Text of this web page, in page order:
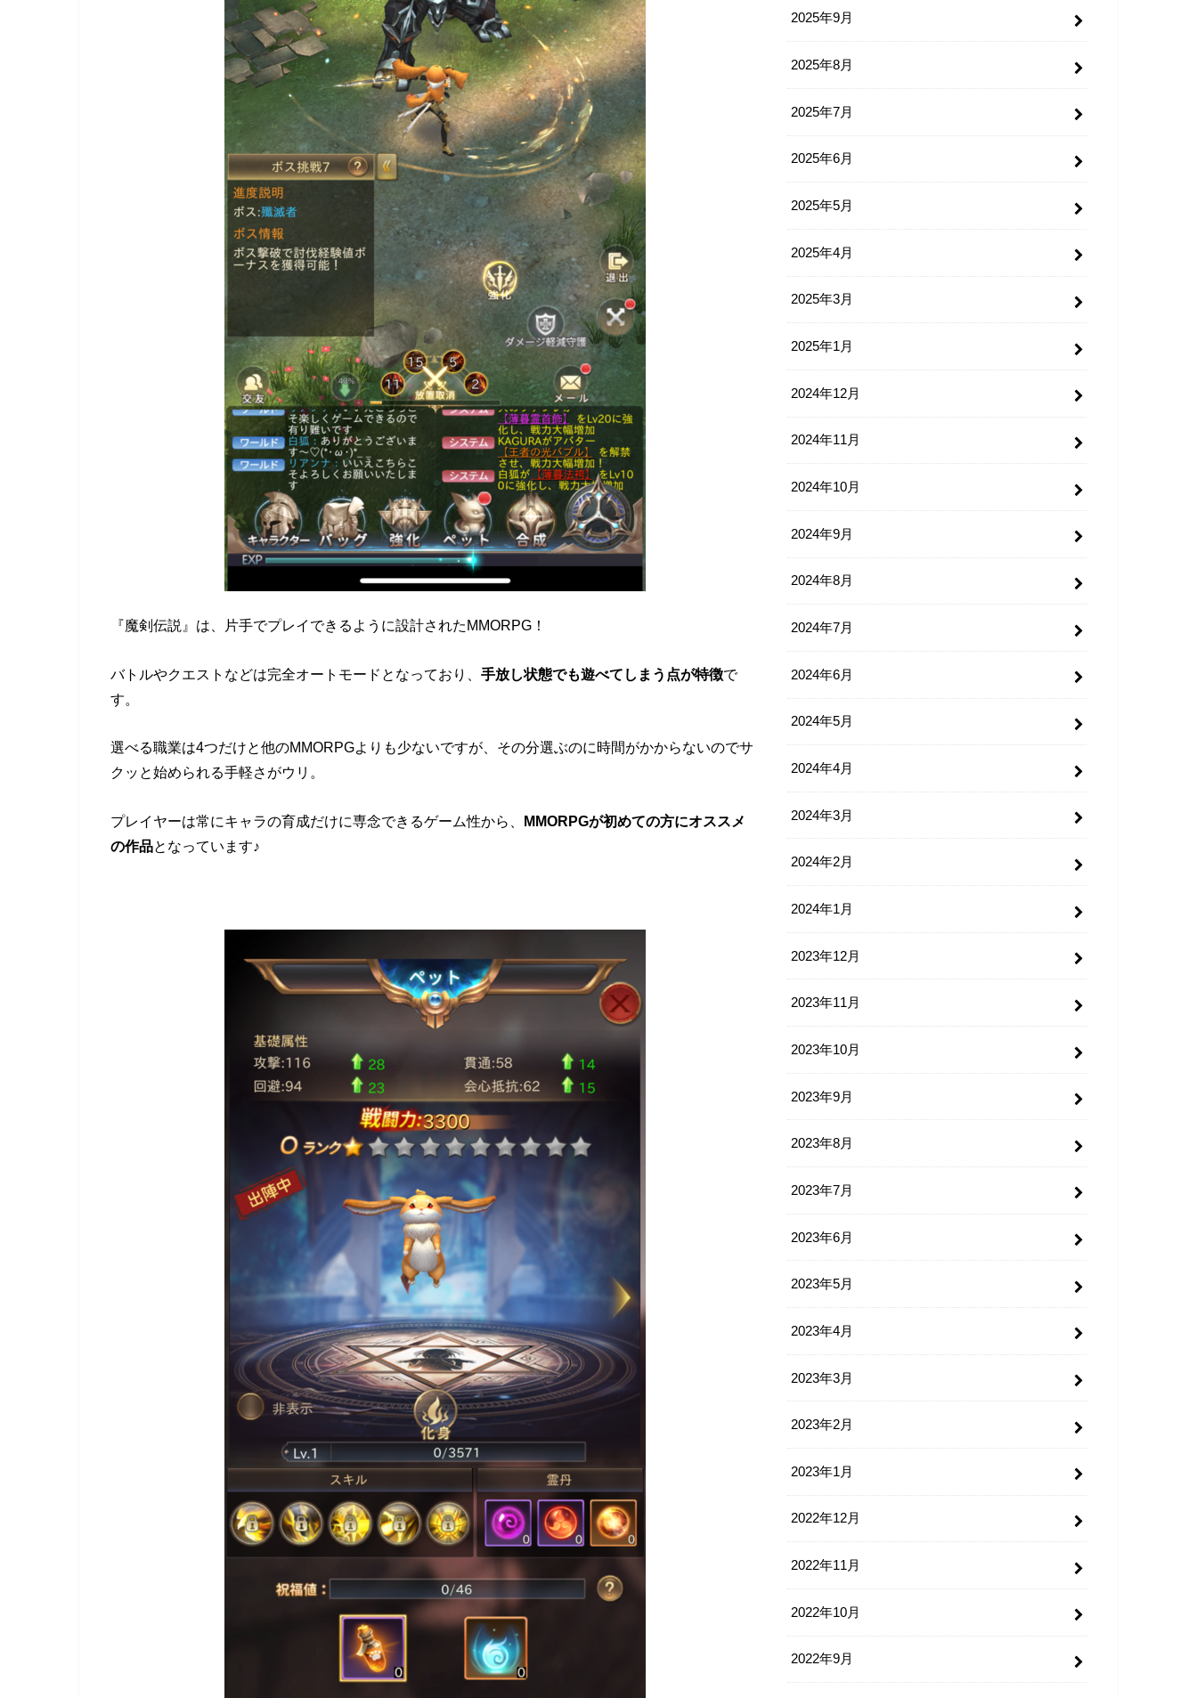
『魔剣伝説』は、片手でプレイできるように設計されたMMORPG！
バトルやクエストなどは完全オートモードとなっており、 手放し状態でも遊べてしまう点が特徴で
す。
選べる職業は4つだけと他のMMORPGよりも少ないですが、その分選ぶのに時間がかからないのでサ
クッと始められる手軽さがウリ。
プレイヤーは常にキャラの育成だけに専念できるゲーム性から、 MMORPGが初めての方にオススメ
の作品となっています♪
2025年9月
2025年8月
2025年7月
2025年6月
2025年5月
2025年4月
2025年3月
2025年1月
2024年12月
2024年11月
2024年10月
2024年9月
2024年8月
2024年7月
2024年6月
2024年5月
2024年4月
2024年3月
2024年2月
2024年1月
2023年12月
2023年11月
2023年10月
2023年9月
2023年8月
2023年7月
2023年6月
2023年5月
2023年4月
2023年3月
2023年2月
2023年1月
2022年12月
2022年11月
2022年10月
2022年9月